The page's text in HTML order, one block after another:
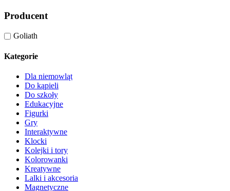
Producent
Goliath
Kategorie
Dla niemowląt
Do kąpieli
Do szkoły
Edukacyjne
Figurki
Gry
Interaktywne
Klocki
Kolejki i tory
Kolorowanki
Kreatywne
Lalki i akcesoria
Magnetyczne